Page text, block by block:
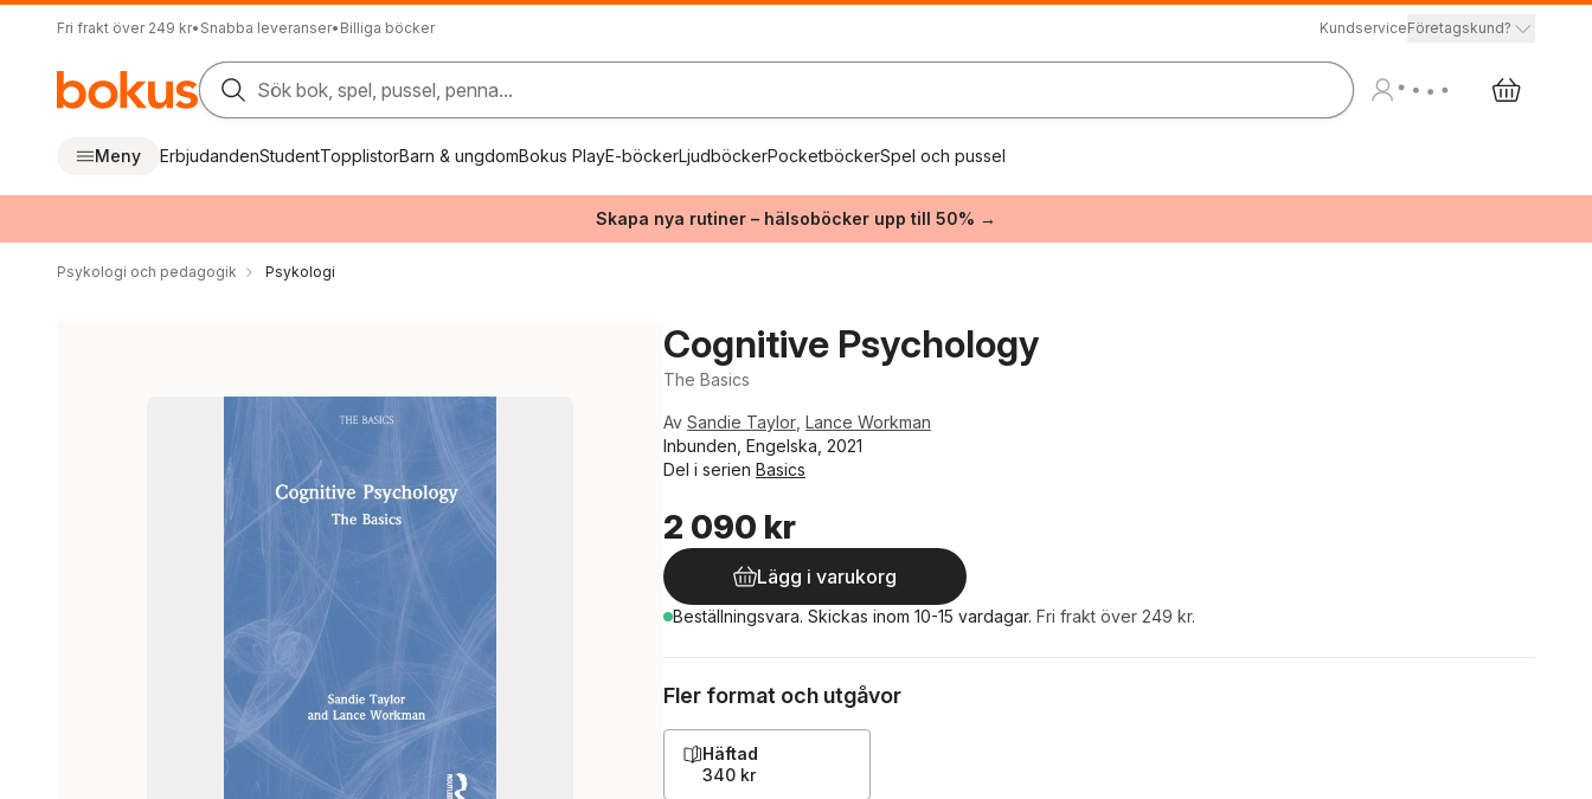
Fri frakt över 249 kr• Snabba leveranser• Billiga böcker KundserviceFöretagskund?
Sök bok, spel, pussel, penna...
Meny ErbjudandenStudentTopplistorBarn & ungdomBokus PlayE-böckerLjudböckerPocketböckerSpel och pussel
Skapa nya rutiner – hälsoböcker upp till 50% →
Psykologi och pedagogik Psykologi
Cognitive Psychology
The Basics
Av Sandie Taylor Lance Workman
Inbunden, Engelska, 2021
Del i serien Basics
2 090 kr
Lägg i varukorg
Beställningsvara. Skickas inom 10-15 vardagar. Fri frakt över 249 kr.
Fler format och utgåvor
Häftad
340 kr